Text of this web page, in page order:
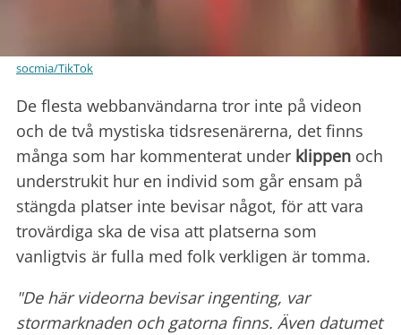
socmia/TikTok
De flesta webbanvändarna tror inte på videon
och de två mystiska tidsresenärerna, det finns
många som har kommenterat under klippen och
understrukit hur en individ som går ensam på
stängda platser inte bevisar något, för att vara
trovärdiga ska de visa att platserna som
vanligtvis är fulla med folk verkligen är tomma.
"De här videorna bevisar ingenting, var
stormarknaden och gatorna finns. Även datumet